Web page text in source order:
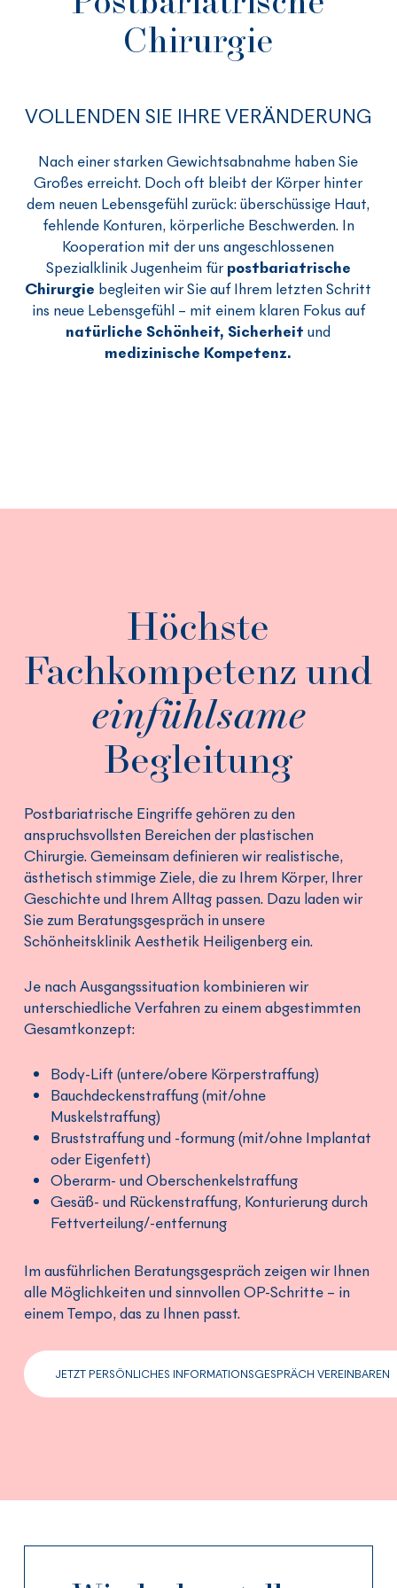
Chirurgie
VOLLENDEN SIE IHRE VERÄNDERUNG
Nach einer starken Gewichtsabnahme haben Sie
Großes erreicht. Doch oft bleibt der Körper hinter
dem neuen Lebensgefühl zurück: überschüssige Haut,
fehlende Konturen, körperliche Beschwerden. In
Kooperation mit der uns angeschlossenen
Spezialklinik Jugenheim fürpostbariatrische
Chirurgie begleiten wir Sie auf Ihrem letzten Schritt
ins neue Lebensgefühl – mit einem klaren Fokus auf
natürliche Schönheit,Sicherheit und
medizinische Kompetenz.
Höchste
Fachkompetenz und
einfühlsame
Begleitung
Postbariatrische Eingriffe gehören zu den
anspruchsvollsten Bereichen der plastischen
Chirurgie. Gemeinsam definieren wir realistische,
ästhetisch stimmige Ziele, die zu Ihrem Körper, Ihrer
Geschichte und Ihrem Alltag passen. Dazu laden wir
Sie zum Beratungsgespräch in unsere
Schönheitsklinik Aesthetik Heiligenberg ein.
Je nach Ausgangssituation kombinieren wir
unterschiedliche Verfahren zu einem abgestimmten
Gesamtkonzept:
Body-Lift (untere/obere Körperstraffung)
Bauchdeckenstraffung (mit/ohne
Muskelstraffung)
Bruststraffung und -formung (mit/ohne Implantat
oder Eigenfett)
Oberarm- und Oberschenkelstraffung
Gesäß- und Rückenstraffung, Konturierung durch
Fettverteilung/-entfernung
Im ausführlichen Beratungsgespräch zeigen wir Ihnen
alle Möglichkeiten und sinnvollen OP-Schritte – in
einem Tempo, das zu Ihnen passt.
JETZT PERSÖNLICHES INFORMATIONSGESPRÄCH VEREINBAREN